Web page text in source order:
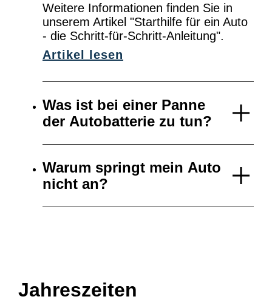
Weitere Informationen finden Sie in
unserem Artikel "Starthilfe für ein Auto
- die Schritt-für-Schritt-Anleitung".
Artikel lesen
Was ist bei einer Panne
der Autobatterie zu tun?
Warum springt mein Auto
nicht an?
Jahreszeiten